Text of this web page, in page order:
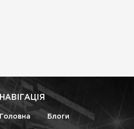
НАВІГАЦІЯ
Головна Блоги